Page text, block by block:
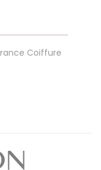
Coiffure